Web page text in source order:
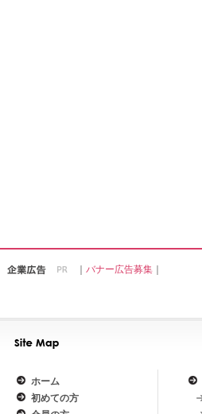
｜ バナー広告募集 ｜
ホーム
初めての方